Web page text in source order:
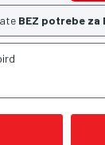
BEZ potrebe